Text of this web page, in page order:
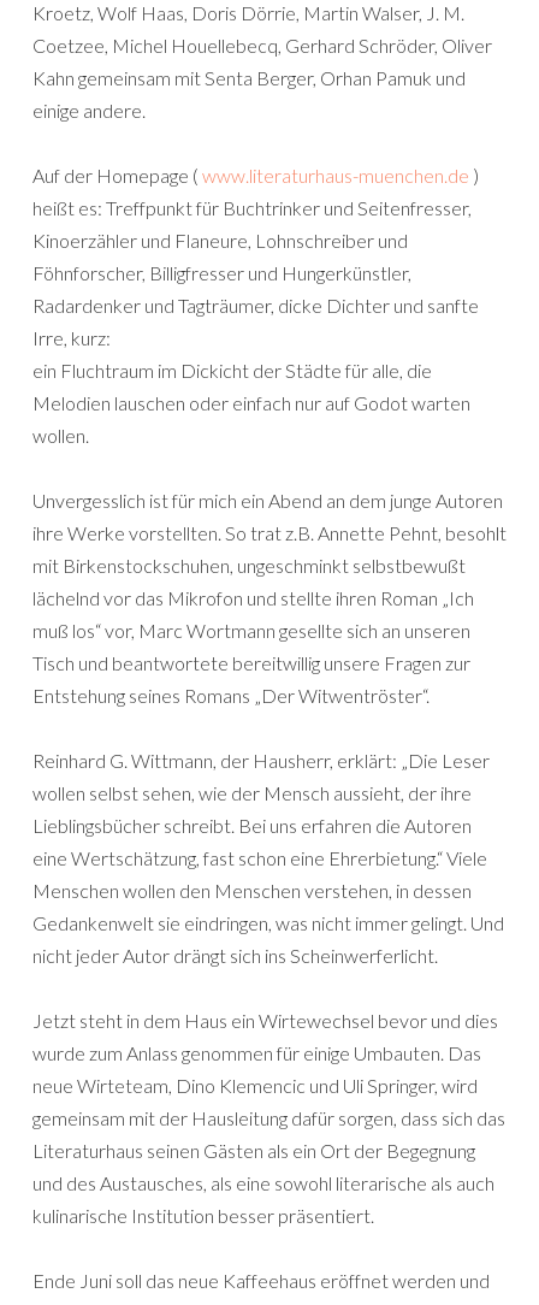
Kroetz, Wolf Haas, Doris Dörrie, Martin Walser, J. M.
Coetzee, Michel Houellebecq, Gerhard Schröder, Oliver
Kahn gemeinsam mit Senta Berger, Orhan Pamuk und
einige andere.
Auf der Homepage ( www.literaturhaus-muenchen.de )
heißt es: Treffpunkt für Buchtrinker und Seitenfresser,
Kinoerzähler und Flaneure, Lohnschreiber und
Föhnforscher, Billigfresser und Hungerkünstler,
Radardenker und Tagträumer, dicke Dichter und sanfte
Irre, kurz:
ein Fluchtraum im Dickicht der Städte für alle, die
Melodien lauschen oder einfach nur auf Godot warten
wollen.
Unvergesslich ist für mich ein Abend an dem junge Autoren
ihre Werke vorstellten. So trat z.B. Annette Pehnt, besohlt
mit Birkenstockschuhen, ungeschminkt selbstbewußt
lächelnd vor das Mikrofon und stellte ihren Roman „Ich
muß los“ vor, Marc Wortmann gesellte sich an unseren
Tisch und beantwortete bereitwillig unsere Fragen zur
Entstehung seines Romans „Der Witwentröster“.
Reinhard G. Wittmann, der Hausherr, erklärt: „Die Leser
wollen selbst sehen, wie der Mensch aussieht, der ihre
Lieblingsbücher schreibt. Bei uns erfahren die Autoren
eine Wertschätzung, fast schon eine Ehrerbietung.“ Viele
Menschen wollen den Menschen verstehen, in dessen
Gedankenwelt sie eindringen, was nicht immer gelingt. Und
nicht jeder Autor drängt sich ins Scheinwerferlicht.
Jetzt steht in dem Haus ein Wirtewechsel bevor und dies
wurde zum Anlass genommen für einige Umbauten. Das
neue Wirteteam, Dino Klemencic und Uli Springer, wird
gemeinsam mit der Hausleitung dafür sorgen, dass sich das
Literaturhaus seinen Gästen als ein Ort der Begegnung
und des Austausches, als eine sowohl literarische als auch
kulinarische Institution besser präsentiert.
Ende Juni soll das neue Kaffeehaus eröffnet werden und